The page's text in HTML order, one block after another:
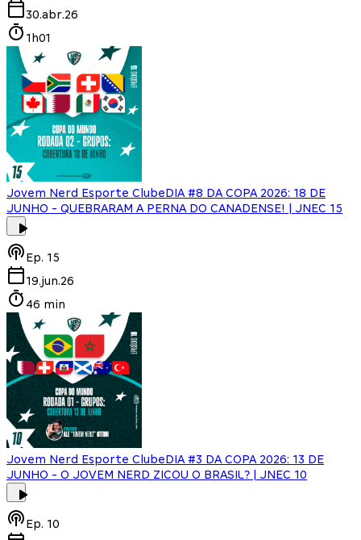
30.abr.26
1h01
Jovem Nerd Esporte ClubeDIA #8 DA COPA 2026: 18 DE
JUNHO - QUEBRARAM A PERNA DO CANADENSE! | JNEC 15
Ep. 15
19.jun.26
46 min
Jovem Nerd Esporte ClubeDIA #3 DA COPA 2026: 13 DE
JUNHO - O JOVEM NERD ZICOU O BRASIL? | JNEC 10
Ep. 10